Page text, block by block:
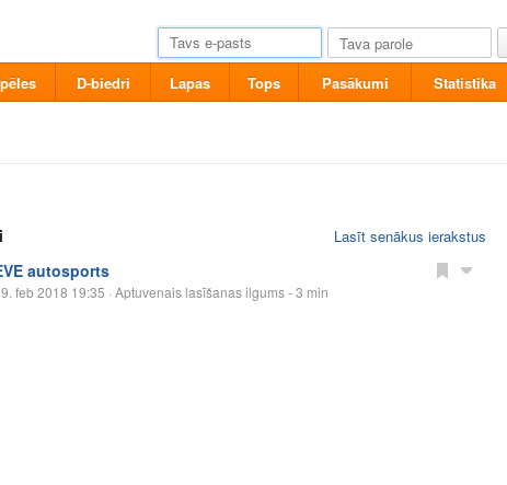
D-biedri Lapas Tops Pasākumi Statistika
Lasīt senākus ierakstus
autosports
feb 2018 19:35 · Aptuvenais lasīšanas ilgums - 3 min